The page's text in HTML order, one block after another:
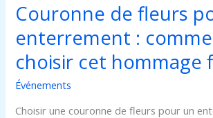
Couronne de fleurs
enterrement :
choisir cet hommage
Événements
Choisir une couronne de fleurs pour un
floral